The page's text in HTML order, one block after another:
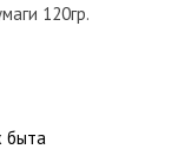
120гр.
быта